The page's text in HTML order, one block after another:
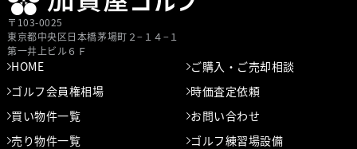
〒103-0025
東京都中央区⽇本橋茅場町２−１４−１
第⼀井上ビル６Ｆ
HOME
ご購入・ご売却相談
ゴルフ会員権相場
時価査定依頼
買い物件一覧
お問い合わせ
売り物件一覧
ゴルフ練習場設備